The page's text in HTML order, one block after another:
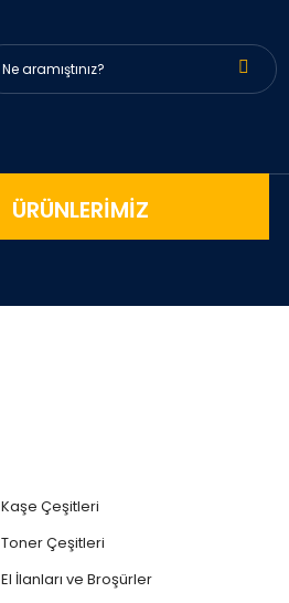
ÜRÜNLERİMİZ
Kaşe Çeşitleri
Toner Çeşitleri
El İlanları ve Broşürler